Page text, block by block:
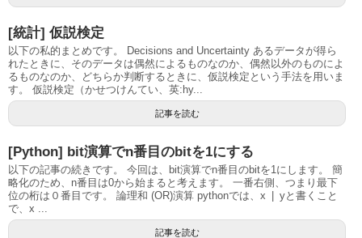
[統計] 仮説検定
以下の私的まとめです。 Decisions and Uncertainty あるデータが得ら
れたときに、そのデータは偶然によるものなのか、偶然以外のものによ
るものなのか、どちらか判断するときに、仮説検定という手法を用いま
す。 仮説検定（かせつけんてい、英:hy...
記事を読む
[Python] bit演算でn番目のbitを1にする
以下の記事の続きです。 今回は、bit演算でn番目のbitを1にします。 簡
略化のため、n番目は0から始まると考えます。 一番右側、つまり最下
位の桁は０番目です。 論理和 (OR)演算 pythonでは、x | yと書くこと
で、x ...
記事を読む